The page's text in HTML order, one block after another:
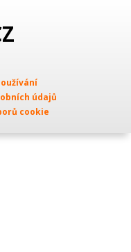
údajů
cookie